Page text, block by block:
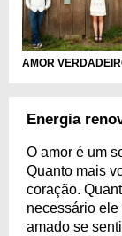
AMOR
Energia
O amor é um
Quanto mais
coração.
necessário ele
amado se